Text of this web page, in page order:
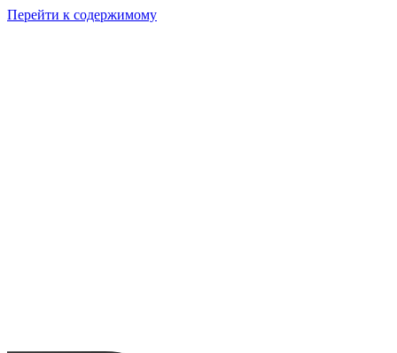
Перейти к содержимому